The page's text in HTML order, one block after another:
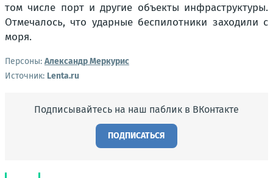
том числе порт и другие объекты инфраструктуры.
Отмечалось, что ударные беспилотники заходили с
моря.
Персоны: Александр Меркурис
Источник: Lenta.ru
Подписывайтесь на наш паблик в ВКонтакте
ПОДПИСАТЬСЯ